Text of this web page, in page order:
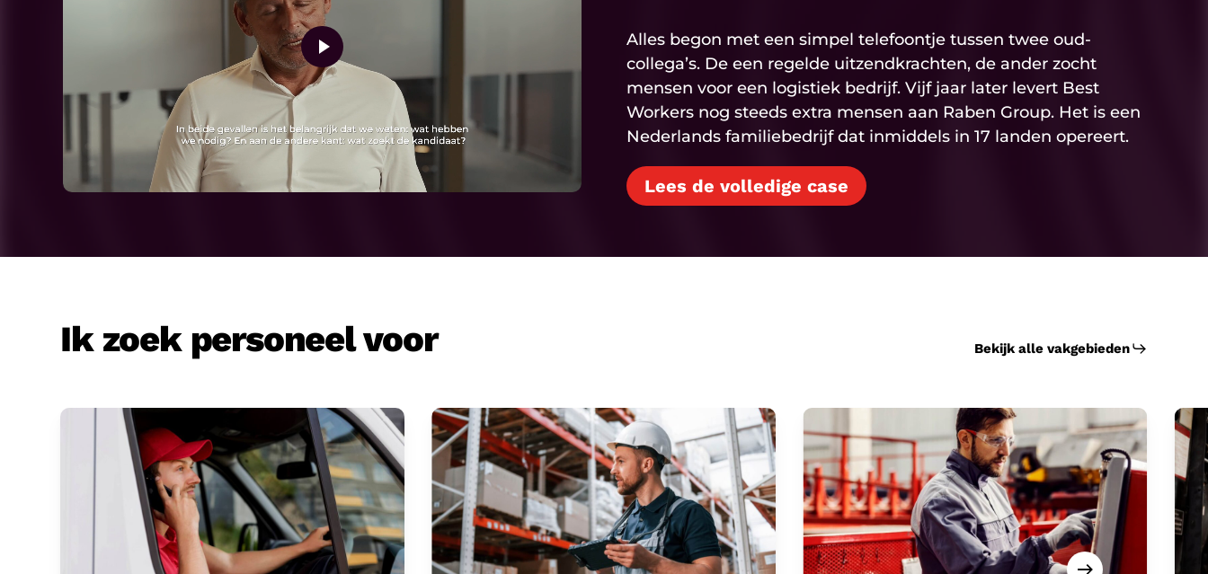
Alles begon met een simpel telefoontje tussen twee oud-
collega’s. De een regelde uitzendkrachten, de ander zocht
mensen voor een logistiek bedrijf. Vijf jaar later levert Best
Workers nog steeds extra mensen aan Raben Group. Het is een
Nederlands familiebedrijf dat inmiddels in 17 landen opereert.
Lees de volledige case
Ik zoek personeel voor Bekijk alle vakgebieden
Transport Logistiek Productie